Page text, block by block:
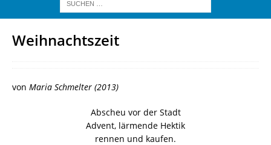
Weihnachtszeit
von Maria Schmelter (2013)
Abscheu vor der Stadt
Advent, lärmende Hektik
rennen und kaufen.